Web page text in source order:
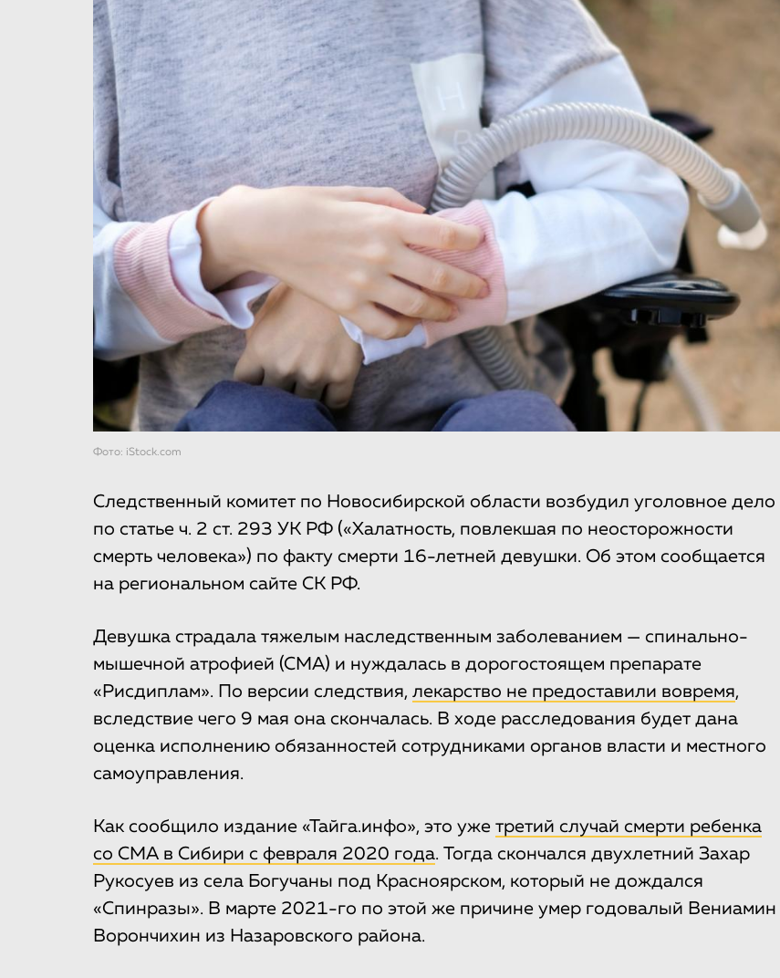
Фото: iStock.com
Следственный комитет по Новосибирской области возбудил уголовное дело
по статье ч. 2 ст. 293 УК РФ («Халатность, повлекшая по неосторожности
смерть человека») по факту смерти 16-летней девушки. Об этом сообщается
на региональном сайте СК РФ.
Девушка страдала тяжелым наследственным заболеванием — спинально-
мышечной атрофией (СМА) и нуждалась в дорогостоящем препарате
«Рисдиплам». По версии следствия, лекарство не предоставили вовремя,
вследствие чего 9 мая она скончалась. В ходе расследования будет дана
оценка исполнению обязанностей сотрудниками органов власти и местного
самоуправления.
Как сообщило издание «Тайга.инфо», это уже третий случай смерти ребенка
со СМА в Сибири с февраля 2020 года. Тогда скончался двухлетний Захар
Рукосуев из села Богучаны под Красноярском, который не дождался
«Спинразы». В марте 2021-го по этой же причине умер годовалый Вениамин
Ворончихин из Назаровского района.